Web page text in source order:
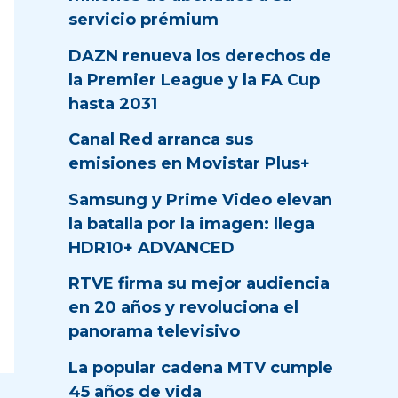
servicio prémium
DAZN renueva los derechos de
la Premier League y la FA Cup
hasta 2031
Canal Red arranca sus
emisiones en Movistar Plus+
Samsung y Prime Video elevan
la batalla por la imagen: llega
HDR10+ ADVANCED
RTVE firma su mejor audiencia
en 20 años y revoluciona el
panorama televisivo
La popular cadena MTV cumple
45 años de vida